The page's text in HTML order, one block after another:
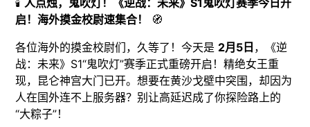
🕯️人点烛，鬼吹灯！《逆战：未来》S1鬼吹灯赛季今日开
启！海外摸金校尉速集合！
🧭
各位海外的摸金校尉们，久等了！今天是 2月5日 ，《逆
战：未来》S1“鬼吹灯”赛季正式重磅开启！精绝女王重
现，昆仑神宫大门已开。想要在黄沙戈壁中突围，却因为
人在国外连不上服务器？别让高延迟成了你探险路上的
“大粽子”！